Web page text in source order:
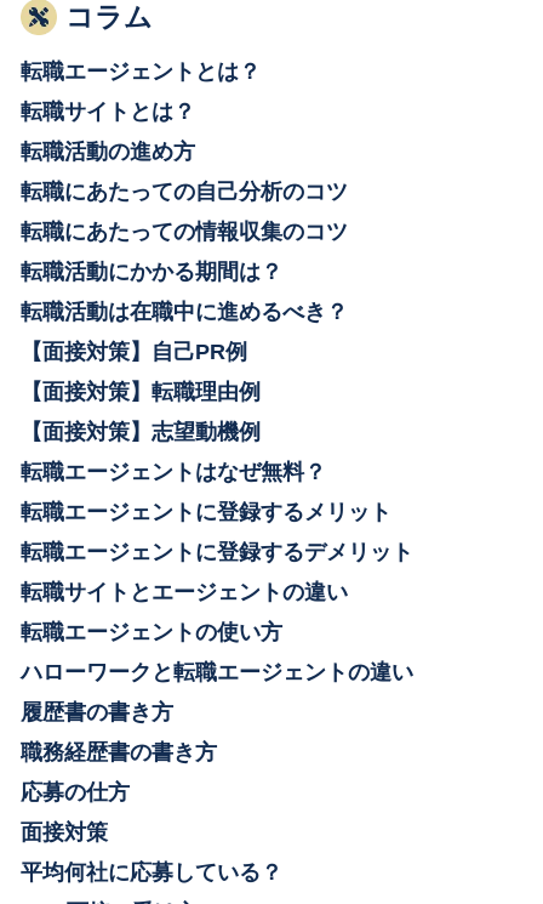
コラム
転職エージェントとは？
転職サイトとは？
転職活動の進め方
転職にあたっての自己分析のコツ
転職にあたっての情報収集のコツ
転職活動にかかる期間は？
転職活動は在職中に進めるべき？
【面接対策】自己PR例
【面接対策】転職理由例
【面接対策】志望動機例
転職エージェントはなぜ無料？
転職エージェントに登録するメリット
転職エージェントに登録するデメリット
転職サイトとエージェントの違い
転職エージェントの使い方
ハローワークと転職エージェントの違い
履歴書の書き方
職務経歴書の書き方
応募の仕方
面接対策
平均何社に応募している？